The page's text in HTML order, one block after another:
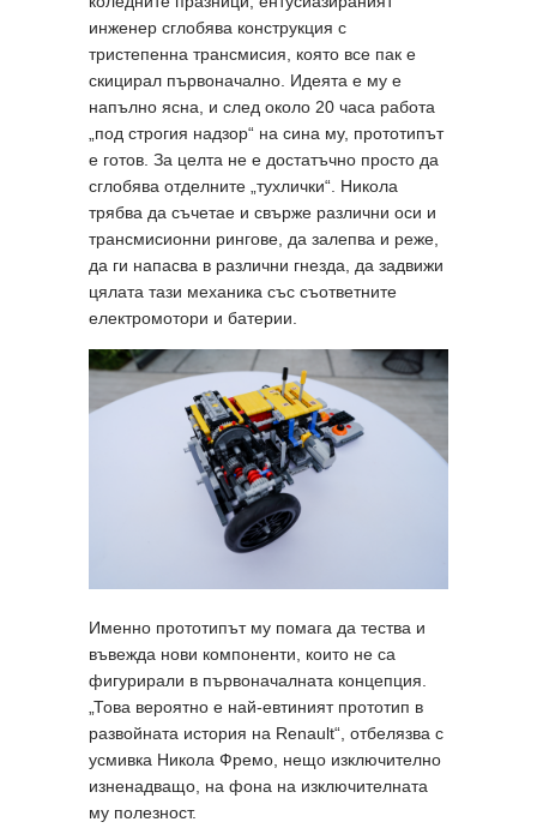
инженер сглобява конструкция с
тристепенна трансмисия, която все пак е
скицирал първоначално. Идеята е му е
напълно ясна, и след около 20 часа работа
„под строгия надзор“ на сина му, прототипът
е готов. За целта не е достатъчно просто да
сглобява отделните „тухлички“. Никола
трябва да съчетае и свърже различни оси и
трансмисионни рингове, да залепва и реже,
да ги напасва в различни гнезда, да задвижи
цялата тази механика със съответните
електромотори и батерии.
Именно прототипът му помага да тества и
въвежда нови компоненти, които не са
фигурирали в първоначалната концепция.
„Това вероятно е най-евтиният прототип в
развойната история на Renault“, отбелязва с
усмивка Никола Фремо, нещо изключително
изненадващо, на фона на изключителната
му полезност.